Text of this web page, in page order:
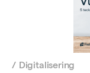
/ Digitalisering